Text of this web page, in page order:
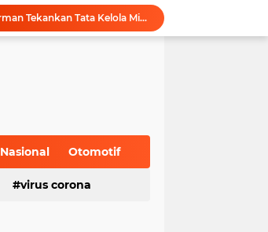
Hadiri Forum Ekonomi Bisnis, Sekda Sudirman Tekankan Tata Kelola Migas dengan Memperhatikan Aspek Lingkungan
Gubernur Al Haris Buka PKKMB Poltekkes Kemenkes Jambi, Tekankan Peran Strategis Tenaga Kesehatan dan Promosi Kesehatan
Gubernur Al Haris Harap Kenduri Sko Jadi Pemersatu dan Dorong Perbaikan Sarana Desa
Nasional Otomotif
virus corona